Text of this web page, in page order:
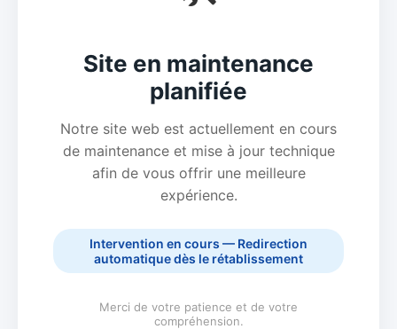
Site en maintenance
planifiée
Notre site web est actuellement en cours
de maintenance et mise à jour technique
afin de vous offrir une meilleure
expérience.
Intervention en cours — Redirection
automatique dès le rétablissement
Merci de votre patience et de votre
compréhension.